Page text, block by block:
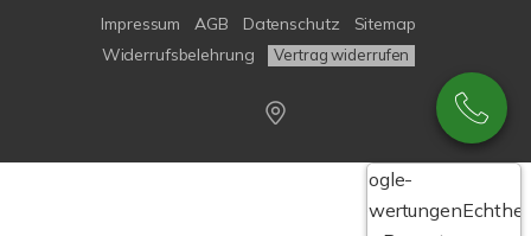
Impressum
AGB Datenschutz
Sitemap
Widerrufsbelehrung
Vertrag widerrufen
Google-
Bewertungen